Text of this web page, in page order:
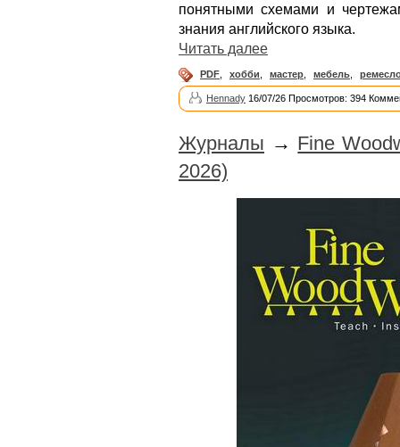
понятными схемами и
знания английского языка.
Читать далее
PDF хобби мастер мебель
Hennady 16/07/26 Просмотров: 394
Журналы → Fine
2026)